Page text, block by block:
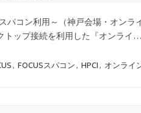
パコン利用～（神戸会場・オン
トップ接続を利用した『オンライ
, FOCUSスパコン , HPCI , オンライ